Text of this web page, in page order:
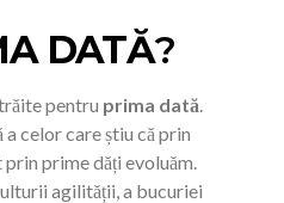
DATĂ?
pentru prima dată.
celor care știu că prin
prime dăți evoluăm.
agilității, a bucuriei